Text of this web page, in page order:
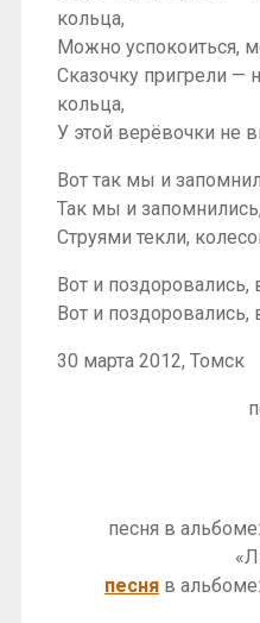
кольца,
Можно успокоиться,
Сказочку пригрели —
кольца,
У этой верёвочки не
Вот так мы и
Так мы и
Струями текли,
Вот и поздоровались,
Вот и поздоровались,
30 марта 2012, Томск
песня в альбоме:
песня в альбоме: